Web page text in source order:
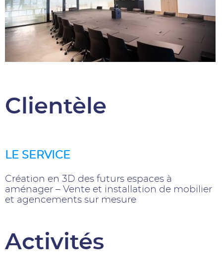
Clientèle
LE SERVICE
Création en 3D des futurs espaces à
aménager – Vente et installation de mobilier
et agencements sur mesure
Activités